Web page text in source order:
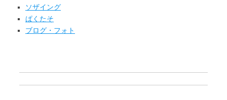
ソザイング
ぱくたそ
ブログ・フォト